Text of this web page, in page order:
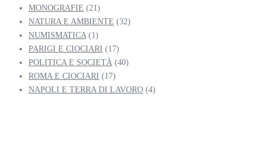
MONOGRAFIE (21)
NATURA E AMBIENTE (32)
NUMISMATICA(1)
PARIGI E CIOCIARI (17)
POLITICA E SOCIETÀ (40)
ROMA E CIOCIARI (17)
NAPOLI E TERRA DI LAVORO (4)